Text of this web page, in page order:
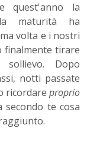
quest'anno la
maturità ha
volta e i nostri
finalmente tirare
Dopo
notti passate
ricordare proprio
secondo te cosa